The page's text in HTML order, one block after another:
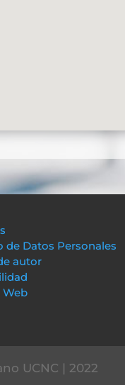
de Datos Personales
autor
Web
UCNC | 2022